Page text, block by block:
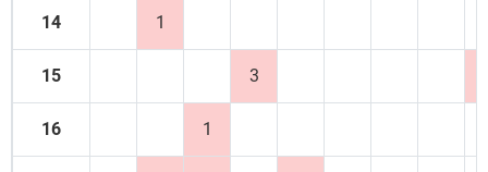
14 1
15 3
16 1